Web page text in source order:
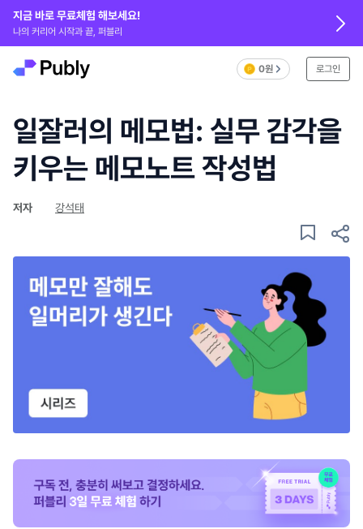
지금 바로 무료체험 해보세요!
나의 커리어 시작과 끝, 퍼블리
0원 로그인
일잘러의 메모법: 실무 감각을
키우는 메모노트 작성법
저자 강석태